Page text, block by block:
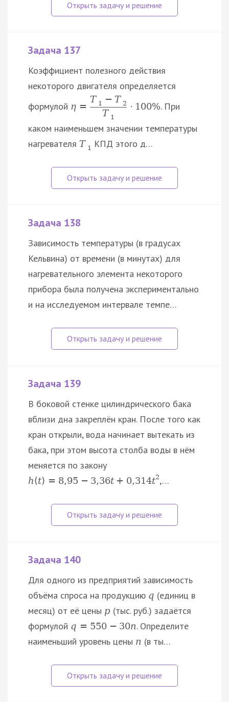
Задача 137
Коэффициент полезного действия
некоторого двигателя определяется
формулой η =
T 1 − T 2
T 1
⋅ 100%. При
каком наименьшем значении температуры
нагревателя T 1 КПД этого д…
Задача 138
Зависимость температуры (в градусах
Кельвина) от времени (в минутах) для
нагревательного элемента некоторого
прибора была получена экспериментально
и на исследуемом интервале темпе…
Задача 139
В боковой стенке цилиндрического бака
вблизи дна закреплён кран. После того как
кран открыли, вода начинает вытекать из
бака, при этом высота столба воды в нём
меняется по закону
h(t) = 8,95 − 3,36t + 0,314t2,…
Задача 140
Для одного из предприятий зависимость
объёма спроса на продукцию q (единиц в
месяц) от её цены p (тыс. руб.) задаётся
формулой q = 550 − 30n. Определите
наименьший уровень цены n (в ты…